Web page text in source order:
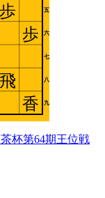
杯第64期王位戦